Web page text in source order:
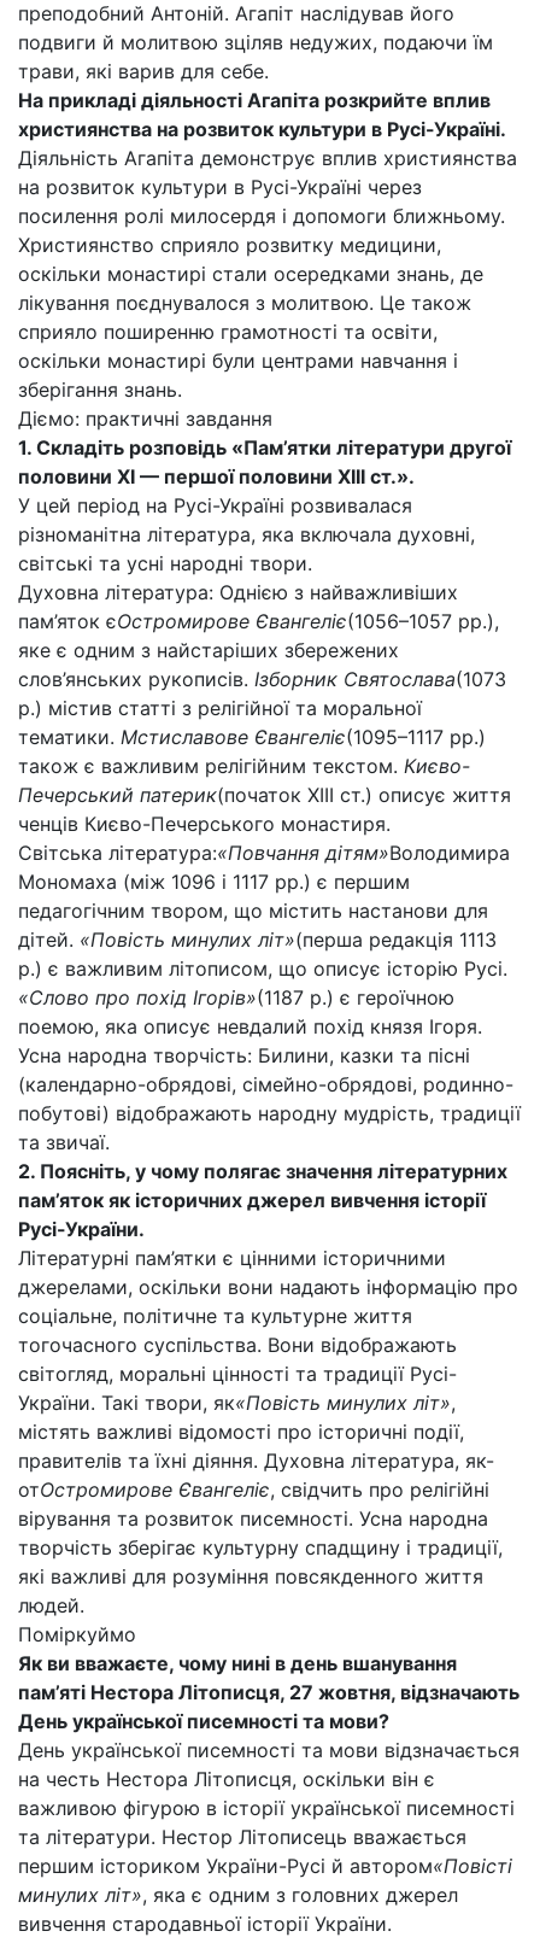
преподобний Антоній. Агапіт наслідував його
подвиги й молитвою зціляв недужих, подаючи їм
трави, які варив для себе.
На прикладі діяльності Агапіта розкрийте вплив
християнства на розвиток культури в Русі-Україні.
Діяльність Агапіта демонструє вплив християнства
на розвиток культури в Русі-Україні через
посилення ролі милосердя і допомоги ближньому.
Християнство сприяло розвитку медицини,
оскільки монастирі стали осередками знань, де
лікування поєднувалося з молитвою. Це також
сприяло поширенню грамотності та освіти,
оскільки монастирі були центрами навчання і
зберігання знань.
Діємо: практичні завдання
1. Складіть розповідь «Пам’ятки літератури другої
половини ХІ — першої половини ХІІІ ст.».
У цей період на Русі-Україні розвивалася
різноманітна література, яка включала духовні,
світські та усні народні твори.
Духовна література: Однією з найважливіших
пам’яток єОстромирове Євангеліє(1056–1057 рр.),
яке є одним з найстаріших збережених
слов’янських рукописів. Ізборник Святослава(1073
р.) містив статті з релігійної та моральної
тематики. Мстиславове Євангеліє(1095–1117 рр.)
також є важливим релігійним текстом. Києво-
Печерський патерик(початок XIII ст.) описує життя
ченців Києво-Печерського монастиря.
Світська література:«Повчання дітям»Володимира
Мономаха (між 1096 і 1117 рр.) є першим
педагогічним твором, що містить настанови для
дітей. «Повість минулих літ»(перша редакція 1113
р.) є важливим літописом, що описує історію Русі.
«Слово про похід Ігорів»(1187 р.) є героїчною
поемою, яка описує невдалий похід князя Ігоря.
Усна народна творчість: Билини, казки та пісні
(календарно-обрядові, сімейно-обрядові, родинно-
побутові) відображають народну мудрість, традиції
та звичаї.
2. Поясніть, у чому полягає значення літературних
пам’яток як історичних джерел вивчення історії
Русі-України.
Літературні пам’ятки є цінними історичними
джерелами, оскільки вони надають інформацію про
соціальне, політичне та культурне життя
тогочасного суспільства. Вони відображають
світогляд, моральні цінності та традиції Русі-
України. Такі твори, як«Повість минулих літ»,
містять важливі відомості про історичні події,
правителів та їхні діяння. Духовна література, як-
отОстромирове Євангеліє, свідчить про релігійні
вірування та розвиток писемності. Усна народна
творчість зберігає культурну спадщину і традиції,
які важливі для розуміння повсякденного життя
людей.
Поміркуймо
Як ви вважаєте, чому нині в день вшанування
пам’яті Нестора Літописця, 27 жовтня, відзначають
День української писемності та мови?
День української писемності та мови відзначається
на честь Нестора Літописця, оскільки він є
важливою фігурою в історії української писемності
та літератури. Нестор Літописець вважається
першим істориком України-Русі й автором«Повісті
минулих літ», яка є одним з головних джерел
вивчення стародавньої історії України.